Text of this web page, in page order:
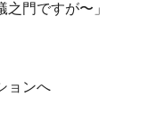
之門ですが〜」
ョンへ